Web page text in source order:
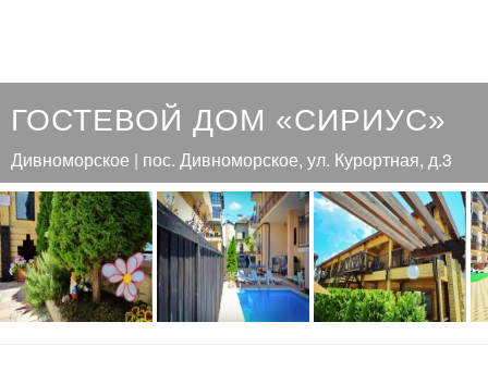
ГОСТЕВОЙ ДОМ «СИРИУС»
Дивноморское | пос. Дивноморское, ул. Курортная, д.3